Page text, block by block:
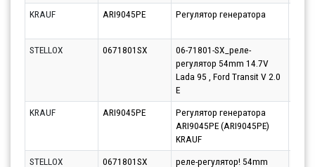
KRAUF
ARI9045PE Регулятор генератора
STELLOX
0671801SX
06-71801-SX_реле-
регулятор 54mm 14.7V
Lada 95 , Ford Transit V 2.0
E
KRAUF ARI9045PE
Регулятор генератора
ARI9045PE (ARI9045PE)
KRAUF
STELLOX 0671801SX
реле-регулятор! 54mm